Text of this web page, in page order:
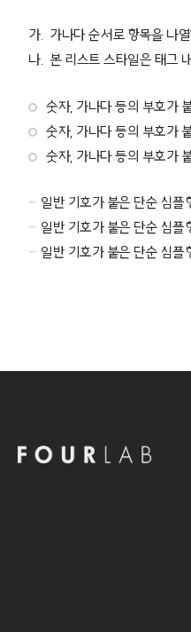
가 가나다 순서로 항목을 나
나 본 리스트 스타일은 태그
숫자, 가나다 등의 부호가
숫자, 가나다 등의 부호가
숫자, 가나다 등의 부호가
일반 기호가 붙은 단순 심플
일반 기호가 붙은 단순 심플
일반 기호가 붙은 단순 심플